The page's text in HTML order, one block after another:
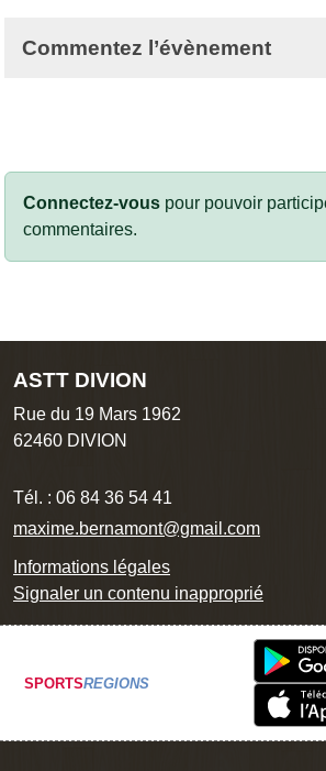
Commentez l’évènement
Connectez-vous pour pouvoir
commentaires.
ASTT DIVION
Rue du 19 Mars 1962
62460 DIVION
Tél. : 06 84 36 54 41
maxime.bernamont@gmail.com
Informations légales
Signaler un contenu inapproprié
SPORTSREGIONS